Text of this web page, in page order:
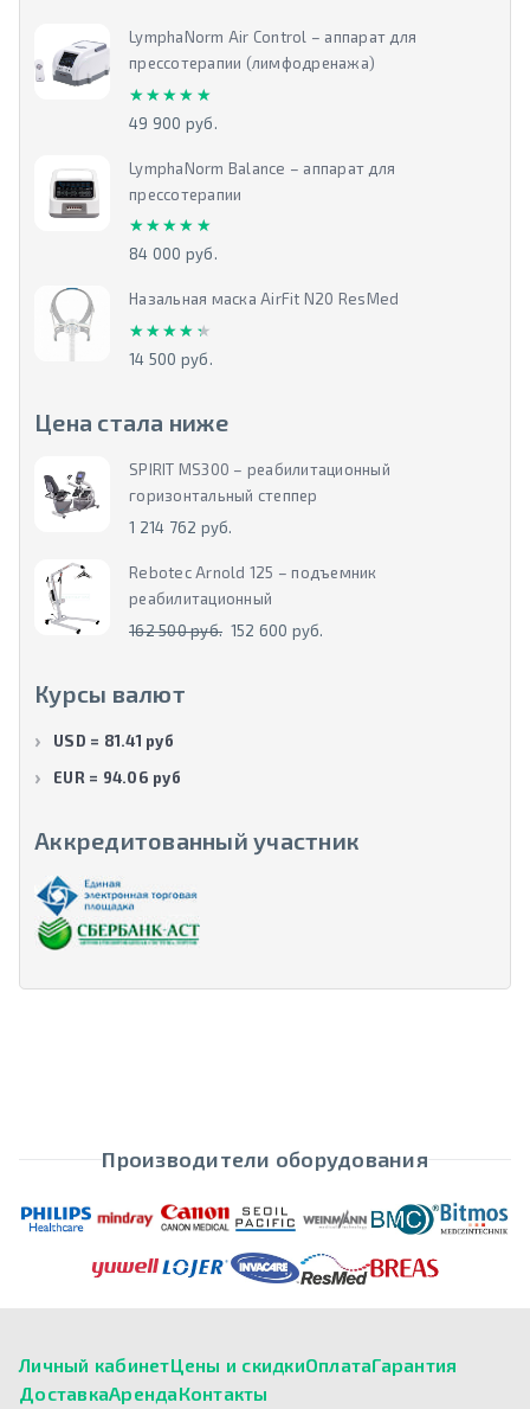
LymphaNorm Air Control – аппарат для
прессотерапии (лимфодренажа)
★★★★★
★★★★★
49 900 руб.
LymphaNorm Balance – аппарат для
прессотерапии
★★★★★
★★★★★
84 000 руб.
Назальная маска AirFit N20 ResMed
★★★★★
★★★★★
14 500 руб.
Цена стала ниже
SPIRIT MS300 – реабилитационный
горизонтальный степпер
1 214 762 руб.
Rebotec Arnold 125 – подъемник
реабилитационный
162 500 руб. 152 600 руб.
Курсы валют
USD = 81.41 руб
EUR = 94.06 руб
Аккредитованный участник
Производители оборудования
Личный кабинетЦены и скидкиОплатаГарантия
ДоставкаАрендаКонтакты